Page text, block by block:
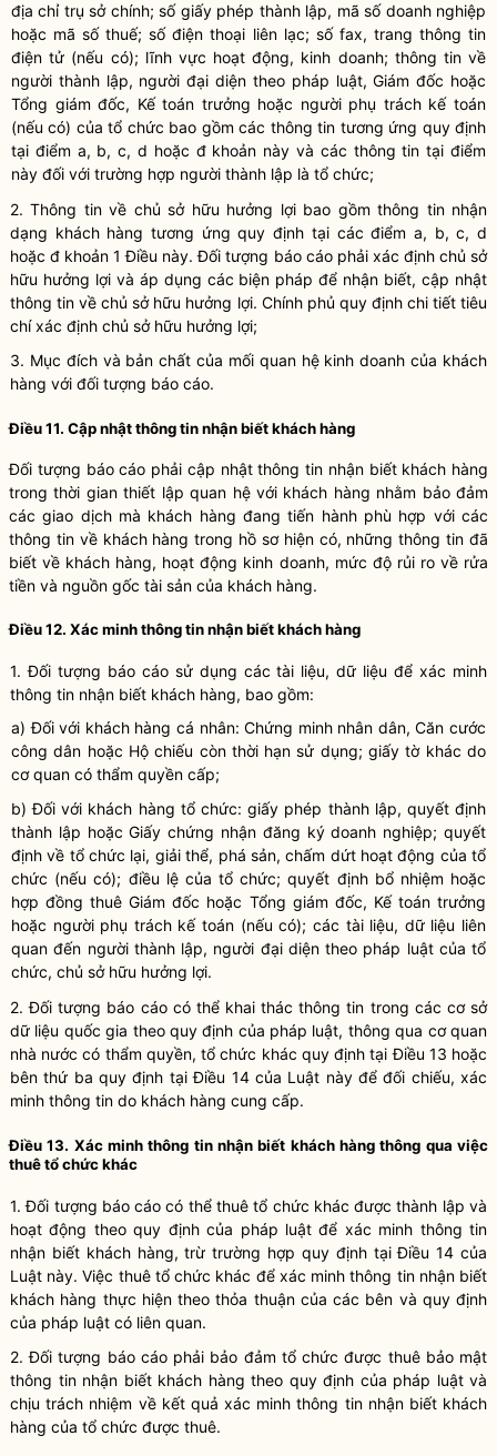
địa chỉ trụ sở chính; số giấy phép thành lập, mã số doanh nghiệp
hoặc mã số thuế; số điện thoại liên lạc; số fax, trang thông tin
điện tử (nếu có); lĩnh vực hoạt động, kinh doanh; thông tin về
người thành lập, người đại diện theo pháp luật, Giám đốc hoặc
Tổng giám đốc, Kế toán trưởng hoặc người phụ trách kế toán
(nếu có) của tổ chức bao gồm các thông tin tương ứng quy định
tại điểm a, b, c, d hoặc đ khoản này và các thông tin tại điểm
này đối với trường hợp người thành lập là tổ chức;
2. Thông tin về chủ sở hữu hưởng lợi bao gồm thông tin nhận
dạng khách hàng tương ứng quy định tại các điểm a, b, c, d
hoặc đ khoản 1 Điều này. Đối tượng báo cáo phải xác định chủ sở
hữu hưởng lợi và áp dụng các biện pháp để nhận biết, cập nhật
thông tin về chủ sở hữu hưởng lợi. Chính phủ quy định chi tiết tiêu
chí xác định chủ sở hữu hưởng lợi;
3. Mục đích và bản chất của mối quan hệ kinh doanh của khách
hàng với đối tượng báo cáo.
Điều 11. Cập nhật thông tin nhận biết khách hàng
Đối tượng báo cáo phải cập nhật thông tin nhận biết khách hàng
trong thời gian thiết lập quan hệ với khách hàng nhằm bảo đảm
các giao dịch mà khách hàng đang tiến hành phù hợp với các
thông tin về khách hàng trong hồ sơ hiện có, những thông tin đã
biết về khách hàng, hoạt động kinh doanh, mức độ rủi ro về rửa
tiền và nguồn gốc tài sản của khách hàng.
Điều 12. Xác minh thông tin nhận biết khách hàng
1. Đối tượng báo cáo sử dụng các tài liệu, dữ liệu để xác minh
thông tin nhận biết khách hàng, bao gồm:
a) Đối với khách hàng cá nhân: Chứng minh nhân dân, Căn cước
công dân hoặc Hộ chiếu còn thời hạn sử dụng; giấy tờ khác do
cơ quan có thẩm quyền cấp;
b) Đối với khách hàng tổ chức: giấy phép thành lập, quyết định
thành lập hoặc Giấy chứng nhận đăng ký doanh nghiệp; quyết
định về tổ chức lại, giải thể, phá sản, chấm dứt hoạt động của tổ
chức (nếu có); điều lệ của tổ chức; quyết định bổ nhiệm hoặc
hợp đồng thuê Giám đốc hoặc Tổng giám đốc, Kế toán trưởng
hoặc người phụ trách kế toán (nếu có); các tài liệu, dữ liệu liên
quan đến người thành lập, người đại diện theo pháp luật của tổ
chức, chủ sở hữu hưởng lợi.
2. Đối tượng báo cáo có thể khai thác thông tin trong các cơ sở
dữ liệu quốc gia theo quy định của pháp luật, thông qua cơ quan
nhà nước có thẩm quyền, tổ chức khác quy định tại Điều 13 hoặc
bên thứ ba quy định tại Điều 14 của Luật này để đối chiếu, xác
minh thông tin do khách hàng cung cấp.
Điều 13. Xác minh thông tin nhận biết khách hàng thông qua việc
thuê tổ chức khác
1. Đối tượng báo cáo có thể thuê tổ chức khác được thành lập và
hoạt động theo quy định của pháp luật để xác minh thông tin
nhận biết khách hàng, trừ trường hợp quy định tại Điều 14 của
Luật này. Việc thuê tổ chức khác để xác minh thông tin nhận biết
khách hàng thực hiện theo thỏa thuận của các bên và quy định
của pháp luật có liên quan.
2. Đối tượng báo cáo phải bảo đảm tổ chức được thuê bảo mật
thông tin nhận biết khách hàng theo quy định của pháp luật và
chịu trách nhiệm về kết quả xác minh thông tin nhận biếtkhách
hàng của tổ chức được thuê.